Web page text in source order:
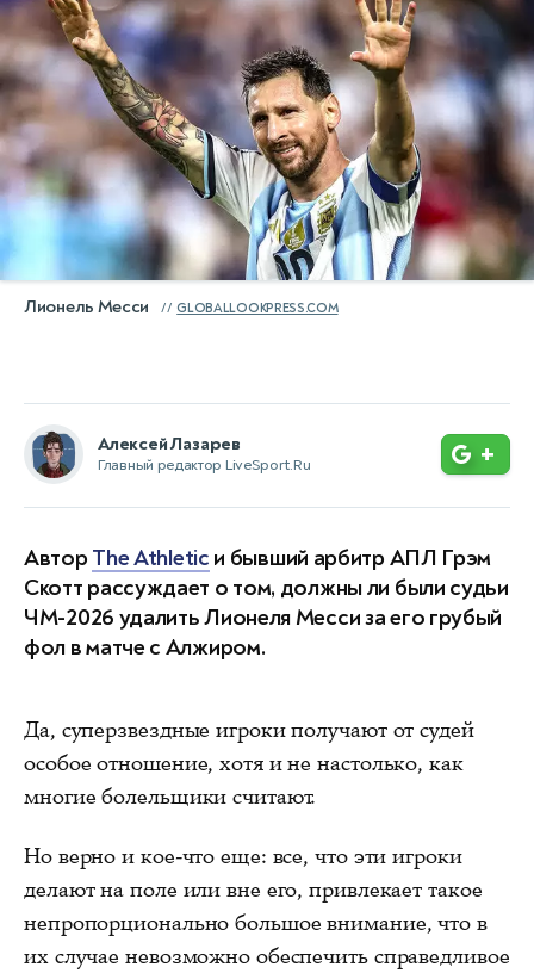
Лионель Месси GLOBALLOOKPRESS.COM
Алексей Лазарев
Главный редактор LiveSport.Ru +
Автор The Athletic и бывший арбитр АПЛ Грэм
Скотт рассуждает о том, должны ли были судьи
ЧМ-2026 удалить Лионеля Месси за его грубый
фол в матче с Алжиром.
Да, суперзвездные игроки получают от судей
особое отношение, хотя и не настолько, как
многие болельщики считают.
Но верно и кое-что еще: все, что эти игроки
делают на поле или вне его, привлекает такое
непропорционально большое внимание, что в
их случае невозможно обеспечить справедливое